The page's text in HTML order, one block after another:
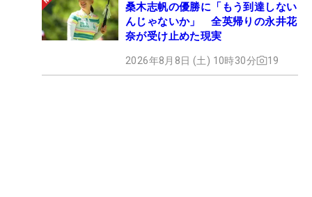
桑木志帆の優勝に「もう到達しない
んじゃないか」 全英帰りの永井花
奈が受け止めた現実
2026年8月8日 (土) 10時30分 19